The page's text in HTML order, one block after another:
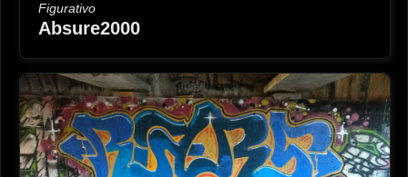
Figurativo
Absure2000